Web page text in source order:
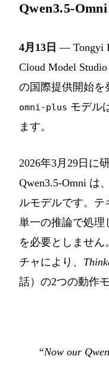
Qwen3.5-
4月13日 — Tongyi
Cloud Model
の国際提供開始を
omni-plus モデル
ます。
2026年3月29日に
Qwen3.5-Omni は
ルモデルです。テ
単一の推論で処理
を必要としません
チャにより、
話）の2つの動作
“Now our